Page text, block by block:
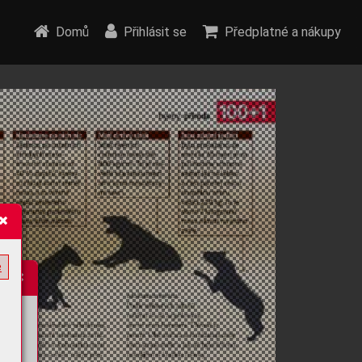
Domů Přihlásit se Předplatné a nákupy